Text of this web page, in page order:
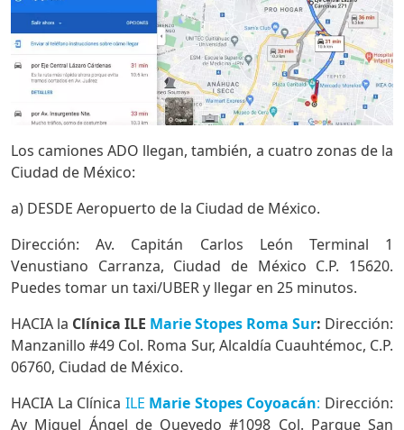
Los camiones ADO llegan, también, a cuatro zonas de la
Ciudad de México:
a) DESDE Aeropuerto de la Ciudad de México.
Dirección: Av. Capitán Carlos León Terminal 1
Venustiano Carranza, Ciudad de México C.P. 15620.
Puedes tomar un taxi/UBER y llegar en 25 minutos.
HACIA la Clínica ILE Marie Stopes Roma Sur: Dirección:
Manzanillo #49 Col. Roma Sur, Alcaldía Cuauhtémoc, C.P.
06760, Ciudad de México.
HACIA La Clínica ILE Marie Stopes Coyoacán: Dirección:
Av Miguel Ángel de Quevedo #1098 Col. Parque San